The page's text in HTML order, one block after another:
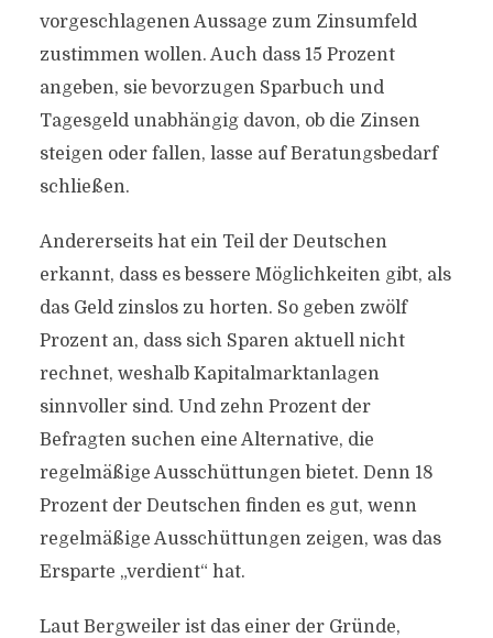
vorgeschlagenen Aussage zum Zinsumfeld
zustimmen wollen. Auch dass 15 Prozent
angeben, sie bevorzugen Sparbuch und
Tagesgeld unabhängig davon, ob die Zinsen
steigen oder fallen, lasse auf Beratungsbedarf
schließen.
Andererseits hat ein Teil der Deutschen
erkannt, dass es bessere Möglichkeiten gibt, als
das Geld zinslos zu horten. So geben zwölf
Prozent an, dass sich Sparen aktuell nicht
rechnet, weshalb Kapitalmarktanlagen
sinnvoller sind. Und zehn Prozent der
Befragten suchen eine Alternative, die
regelmäßige Ausschüttungen bietet. Denn 18
Prozent der Deutschen finden es gut, wenn
regelmäßige Ausschüttungen zeigen, was das
Ersparte „verdient“ hat.
Laut Bergweiler ist das einer der Gründe,